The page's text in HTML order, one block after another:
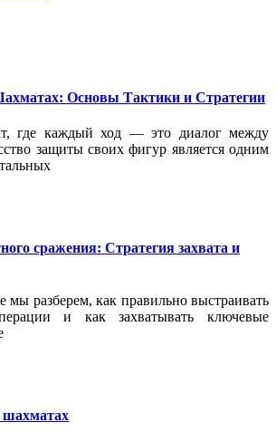
Основы Тактики и Стратегии
где каждый ход — это диалог между
защиты своих фигур является одним
сражения: Стратегия захвата и
мы разберем, как правильно выстраивать
и как захватывать ключевые
шахматах